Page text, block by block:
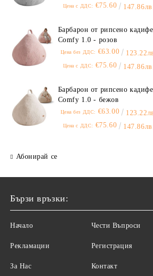
Цена с ДДС: €75.60
Барбарон от рипсено кадифе
Comfy 1.0 - розов
Цена без ДДС: €63.00
Цена с ДДС: €75.60
Барбарон от рипсено кадифе
Comfy 1.0 - бежов
Цена без ДДС: €63.00
Цена с ДДС: €75.60
Абонирай се
Бързи връзки:
Начало
Рекламации
За Нас
Чести Въпроси
Регистрация
Контакт